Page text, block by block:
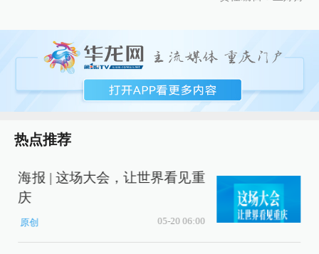
热点推荐
海报 | 这场大会，让世界看见重
庆
原创 05-20 06:00